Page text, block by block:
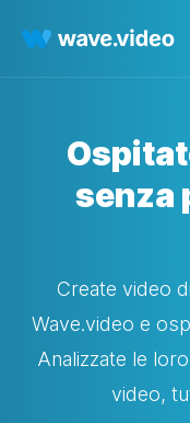
senza
Create video
Wave.video e
Analizzate le
video,